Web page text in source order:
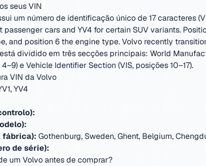
seus VIN
um número de identificação único de 17 caracteres
passenger cars and YV4 for certain SUV variants.
and position 6 the engine type. Volvo recently
dividido em três secções principais: World
e Vehicle Identifier Section (VIS, posições 10–17).
VIN da Volvo
YV4
fábrica): Gothenburg, Sweden, Ghent, Belgium,
de série):
um Volvo antes de comprar?